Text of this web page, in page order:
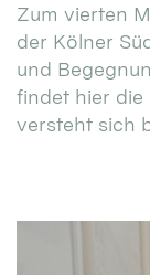
Zum vierten
der Kölner
und
findet hier die
versteht sich